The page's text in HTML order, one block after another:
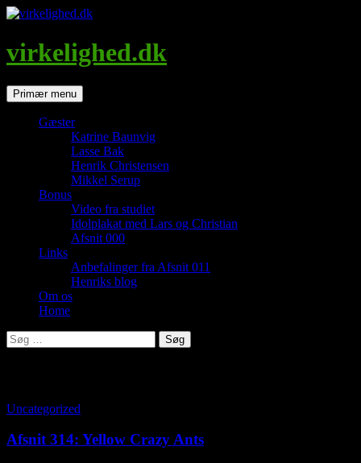
Hop
indhold
virkelighed.dk
SøgPrimær menu
Gæster
Katrine Baunvig
Lasse Bak
Henrik Christensen
Mikkel Serup
Bonus
Video fra studiet
Idolplakat med Lars og Christian
Afsnit 000
Links
Anbefalinger fra Afsnit 011
Henriks blog
Om os
Home
Søg
efter:
Uncategorized
Afsnit 314: Yellow Crazy Ants